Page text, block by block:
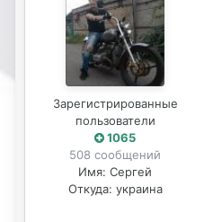
Зарегистрированные
пользователи
1065
508 сообщений
Имя: Cергей
Откуда: украина